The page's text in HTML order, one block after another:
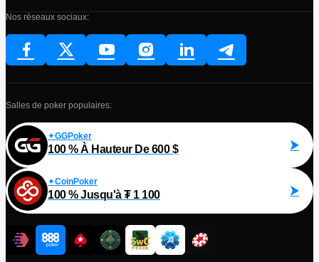
Nos réseaux sociaux:
Salles de poker populaires:
GGPoker
100 % À Hauteur De 600 $
CoinPoker
100 % Jusqu'à ₮ 1 100